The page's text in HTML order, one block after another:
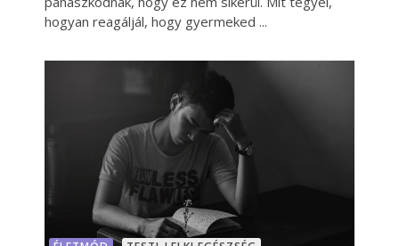
hogyan reagáljál, hogy gyermeked